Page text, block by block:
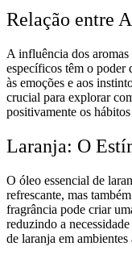
Relação entre
A influência dos
específicos têm o poder
às emoções e aos
crucial para explorar
positivamente os
Laranja: O
O óleo essencial de
refrescante, mas
fragrância pode criar
reduzindo a
de laranja em